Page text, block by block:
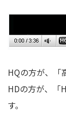
HQの方が、「
HDの方が、「
す。